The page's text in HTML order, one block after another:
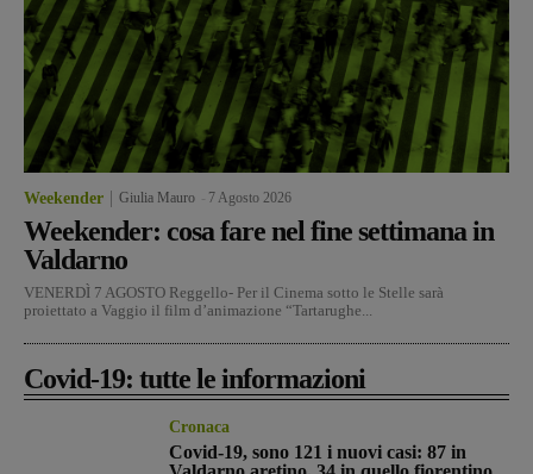
Weekender Giulia Mauro 7 Agosto 2026
Weekender: cosa fare nel fine settimana in
Valdarno
VENERDÌ 7 AGOSTO Reggello- Per il Cinema sotto le Stelle sarà
proiettato a Vaggio il film d’animazione “Tartarughe...
Covid-19: tutte le informazioni
Cronaca
Covid-19, sono 121 i nuovi casi: 87 in